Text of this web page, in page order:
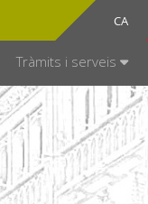
CA
ES
Tràmits i serveis